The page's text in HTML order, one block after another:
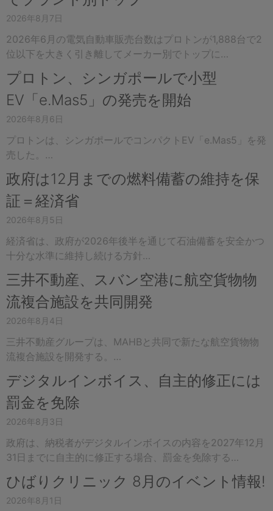
2026年8月7日
2026年6月の電気自動車販売台数はプロトンが1,888台で2
位以下を大きく引き離してメーカー別でトップに…
プロトン、シンガポールで小型
EV「e.Mas5」の発売を開始
2026年8月6日
プロトンは、シンガポールでコンパクトEV「e.Mas5」を発
売した。…
政府は12月までの燃料備蓄の維持を保
証＝経済省
2026年8月5日
経済省は、政府が2026年後半を通じて石油備蓄を安全かつ
十分な水準に維持し続ける方針…
三井不動産、スバン空港に航空貨物物
流複合施設を共同開発
2026年8月4日
三井不動産グループは、MAHBと共同で新たな航空貨物物
流複合施設を開発する。…
デジタルインボイス、自主的修正には
罰金を免除
2026年8月3日
政府は、納税者がデジタルインボイスの内容を2027年12月
31日までに自主的に修正する場合、罰金を免除する…
ひばりクリニック 8月のイベント情報!
2026年8月1日